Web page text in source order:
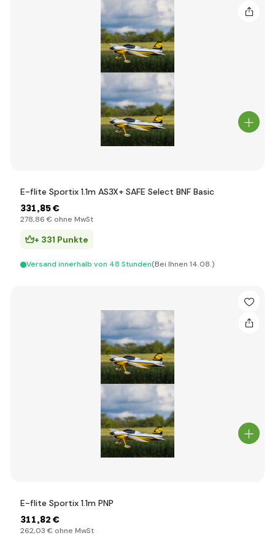
E-flite Sportix 1.1m AS3X+ SAFE Select BNF Basic
331,85 €
278,86 € ohne MwSt
+ 331 Punkte
Versand innerhalb von 48 Stunden(Bei Ihnen 14.08.)
E-flite Sportix 1.1m PNP
311,82 €
262,03 € ohne MwSt